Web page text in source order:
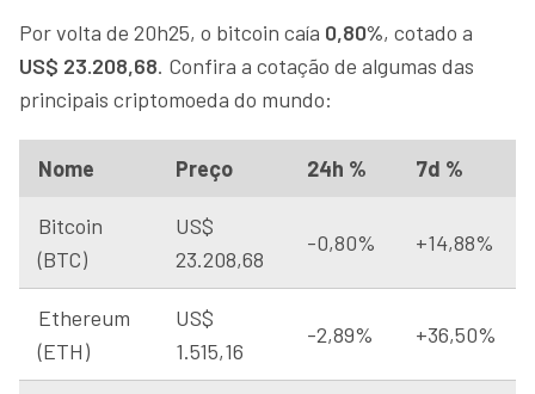
Por volta de 20h25, o bitcoin caía 0,80%, cotado a
US$ 23.208,68. Confira a cotação de algumas das
principais criptomoeda do mundo:
Nome Preço 24h % 7d %
Bitcoin
(BTC)
US$
23.208,68
-0,80% +14,88%
Ethereum
(ETH)
US$
1.515,16
-2,89% +36,50%